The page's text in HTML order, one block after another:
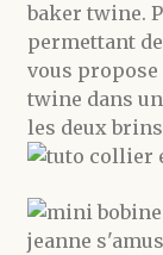
baker twine.
permettant
vous propose
twine dans
les deux